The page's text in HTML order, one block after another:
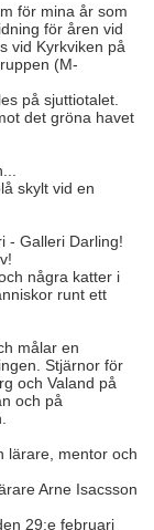
för mina år som
för åren vid
vid Kyrkviken på
(M-
på sjuttiotalet.
det gröna havet
skylt vid en
- Galleri Darling!
några katter i
runt ett
målar en
Stjärnor för
och Valand på
och på
lärare, mentor och
Arne Isacsson
29:e februari